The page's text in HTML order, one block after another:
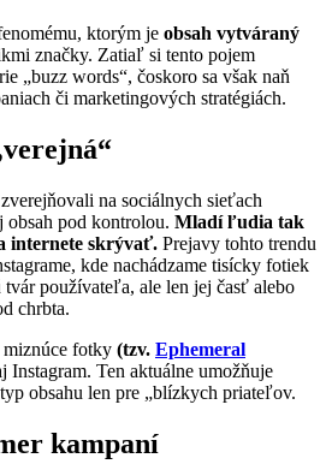
ktorým je obsah vytváraný
značky. Zatiaľ si tento pojem
„buzz words“, čoskoro sa však naň
či marketingových stratégiách.
na sociálnych sieťach
obsah pod kontrolou. Mladí ľudia tak
internete skrývať. Prejavy tohto trendu
kde nachádzame tisícky fotiek
používateľa, ale len jej časť alebo
chrbta.
miznúce fotky (tzv. Ephemeral
Instagram. Ten aktuálne umožňuje
obsahu len pre „blízkych priateľov.
kampaní